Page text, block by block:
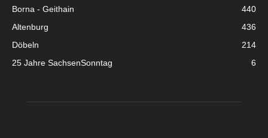
Borna - Geithain
440
Altenburg
436
Döbeln
214
25 Jahre SachsenSonntag
6